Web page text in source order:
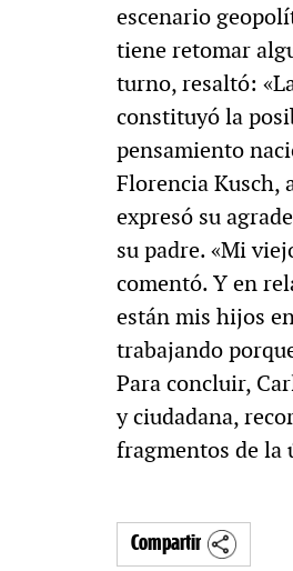
escenario
tiene retomar
turno, resaltó:
constituyó la
pensamiento
Florencia Kusch,
expresó su
su padre. «Mi
comentó. Y en
están mis hijos
trabajando
Para concluir,
y ciudadana,
fragmentos de la
Compartir